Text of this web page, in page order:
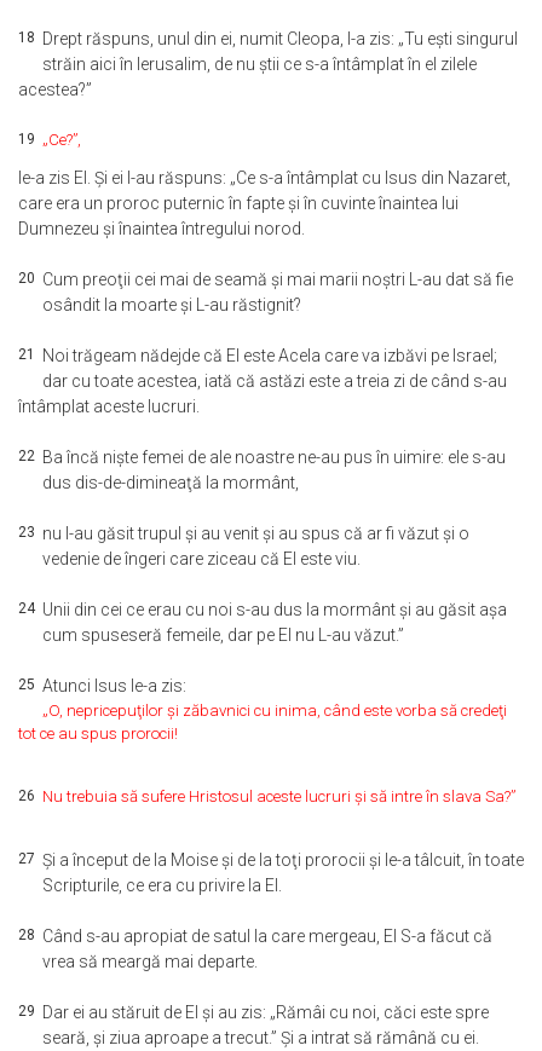
18 Drept răspuns, unul din ei, numit Cleopa, I-a zis: „Tu eşti singurul
străin aici în Ierusalim, de nu ştii ce s-a întâmplat în el zilele
acestea?”
19 „Ce?”,
le-a zis El. Şi ei I-au răspuns: „Ce s-a întâmplat cu Isus din Nazaret,
care era un proroc puternic în fapte şi în cuvinte înaintea lui
Dumnezeu şi înaintea întregului norod.
20 Cum preoţii cei mai de seamă şi mai marii noştri L-au dat să fie
osândit la moarte şi L-au răstignit?
21
Noi trăgeam nădejde că El este Acela care va izbăvi pe Israel;
dar cu toate acestea, iată că astăzi este a treia zi de când s-au
întâmplat aceste lucruri.
22 Ba încă nişte femei de ale noastre ne-au pus în uimire: ele s-au
dus dis-de-dimineaţă la mormânt,
23 nu I-au găsit trupul şi au venit şi au spus că ar fi văzut şi o
vedenie de îngeri care ziceau că El este viu.
24 Unii din cei ce erau cu noi s-au dus la mormânt şi au găsit aşa
cum spuseseră femeile, dar pe El nu L-au văzut.”
25 Atunci Isus le-a zis:
„O, nepricepuţilor şi zăbavnici cu inima, când este vorba să credeţi
tot ce au spus prorocii!
26 Nu trebuia să sufere Hristosul aceste lucruri şi să intre în slava Sa?”
27 Şi a început de la Moise şi de la toţi prorocii şi le-a tâlcuit, în toate
Scripturile, ce era cu privire la El.
28 Când s-au apropiat de satul la care mergeau, El S-a făcut că
vrea să meargă mai departe.
29 Dar ei au stăruit de El şi au zis: „Rămâi cu noi, căci este spre
seară, şi ziua aproape a trecut.” Şi a intrat să rămână cu ei.